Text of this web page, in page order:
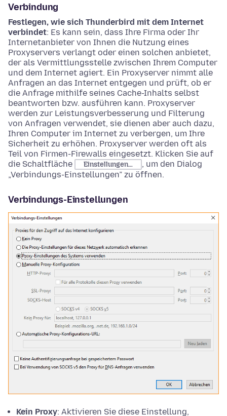
Verbindung
Festlegen, wie sich Thunderbird mit dem Internet
verbindet: Es kann sein, dass Ihre Firma oder Ihr
Internetanbieter von Ihnen die Nutzung eines
Proxyservers verlangt oder einen solchen anbietet,
der als Vermittlungsstelle zwischen Ihrem Computer
und dem Internet agiert. Ein Proxyserver nimmt alle
Anfragen an das Internet entgegen und prüft, ob er
die Anfrage mithilfe seines Cache-Inhalts selbst
beantworten bzw. ausführen kann. Proxyserver
werden zur Leistungsverbesserung und Filterung
von Anfragen verwendet, sie dienen aber auch dazu,
Ihren Computer im Internet zu verbergen, um Ihre
Sicherheit zu erhöhen. Proxyserver werden oft als
Teil von Firmen-Firewalls eingesetzt. Klicken Sie auf
die Schaltfläche
Einstellungen…
, um den Dialog
„Verbindungs-Einstellungen” zu öffnen.
Verbindungs-Einstellungen
Kein Proxy: Aktivieren Sie diese Einstellung,